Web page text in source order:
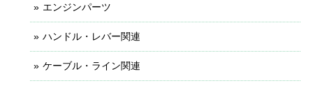
エンジンパーツ
ハンドル・レバー関連
ケーブル・ライン関連